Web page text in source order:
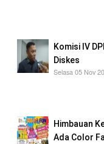
Komisi IV
Diskes
Selasa 05 Nov
Himbauan
Ada Color